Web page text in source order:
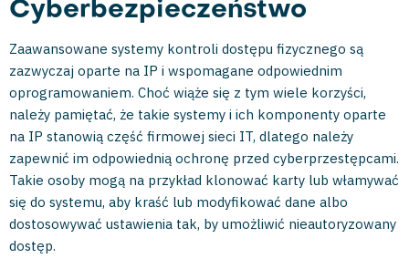
Cyberbezpieczeństwo
Zaawansowane systemy kontroli dostępu fizycznego są
zazwyczaj oparte na IP i wspomagane odpowiednim
oprogramowaniem. Choć wiąże się z tym wiele korzyści,
należy pamiętać, że takie systemy i ich komponenty oparte
na IP stanowią część firmowej sieci IT, dlatego należy
zapewnić im odpowiednią ochronę przed cyberprzestępcami.
Takie osoby mogą na przykład klonować karty lub włamywać
się do systemu, aby kraść lub modyfikować dane albo
dostosowywać ustawienia tak, by umożliwić nieautoryzowany
dostęp.